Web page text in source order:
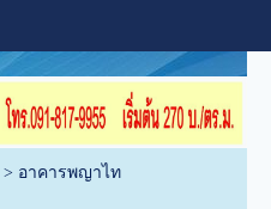
> อาคารพญาไท